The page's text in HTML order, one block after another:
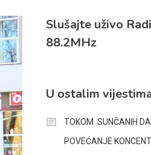
Slušajte uživo
88.2MHz
U ostalim
TOKOM SUNČANIH
POVEĆANJE